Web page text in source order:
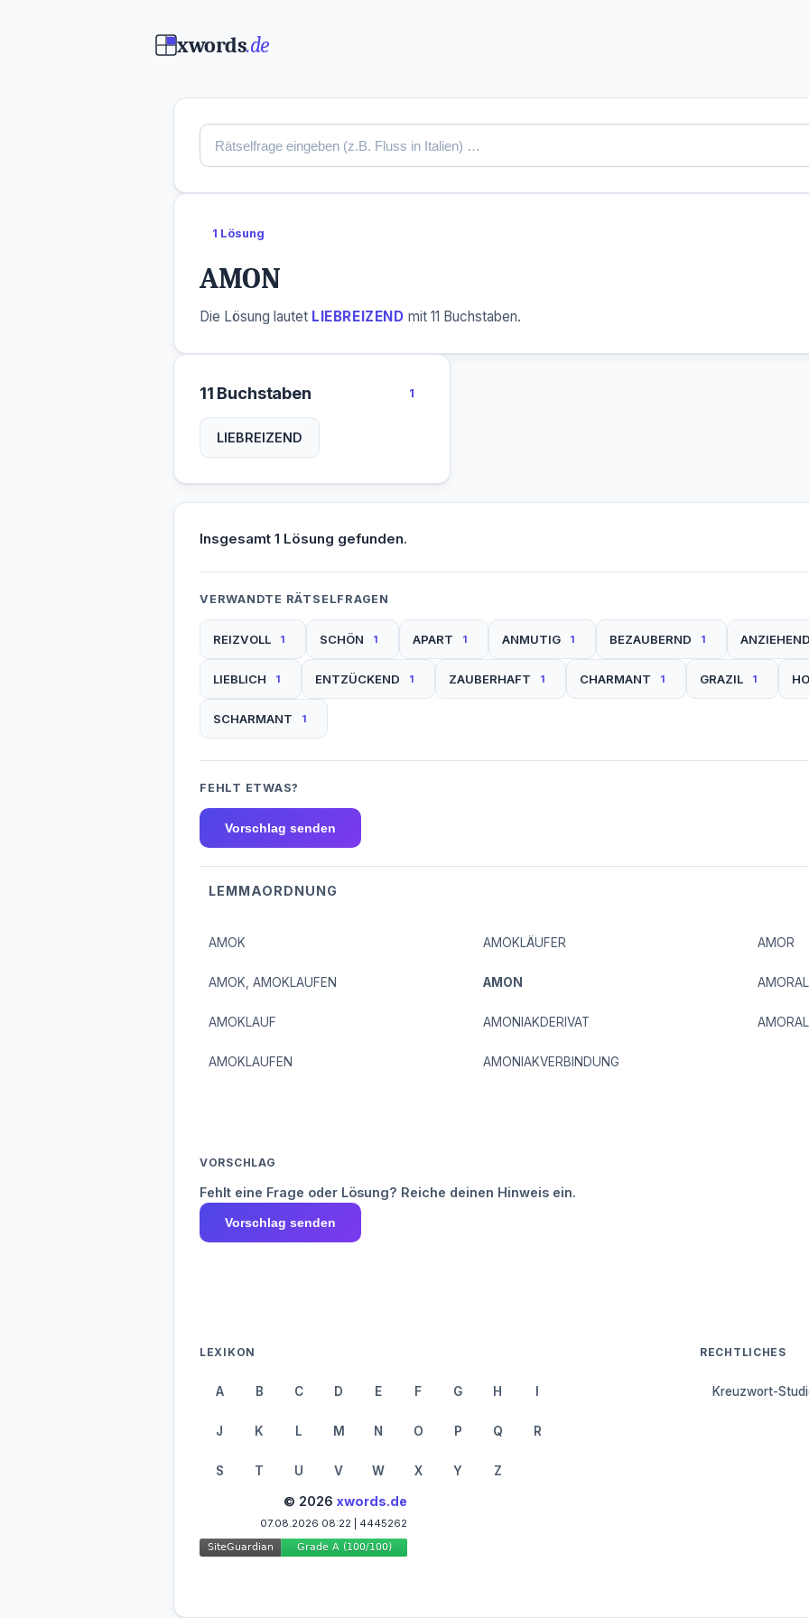
xwords.de
1 Lösung
AMON
Die Lösung lautet LIEBREIZEND mit 11 Buchstaben.
11 Buchstaben 1
LIEBREIZEND
Insgesamt 1 Lösung gefunden.
VERWANDTE RÄTSELFRAGEN
REIZVOLL 1 SCHÖN 1 APART 1 ANMUTIG 1 BEZAUBERND 1
LIEBLICH 1 ENTZÜCKEND 1 ZAUBERHAFT 1 CHARMANT 1 GRAZIL 1
SCHARMANT 1
FEHLT ETWAS?
Vorschlag senden
LEMMAORDNUNG
AMOK
AMOK, AMOKLAUFEN
AMOKLAUF
AMOKLAUFEN
AMOKLÄUFER
AMON
AMONIAKDERIVAT
AMONIAKVERBINDUNG
AMOR
AMORAL
VORSCHLAG
Fehlt eine Frage oder Lösung? Reiche deinen Hinweis ein.
Vorschlag senden
LEXIKON
A B C D E F G H I
J K L M N O P Q R
S T U V W X Y Z
RECHTLICHES
Kreuzwort-
© 2026 xwords.de
07.08.2026 08:22 | 4445262